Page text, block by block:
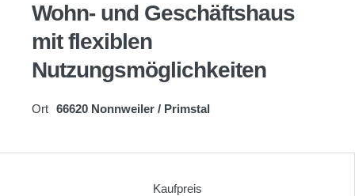
Wohn- und Geschäftshaus
mit flexiblen
Nutzungsmöglichkeiten
Ort 66620 Nonnweiler / Primstal
Kaufpreis